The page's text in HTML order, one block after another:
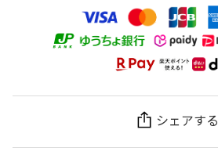
シェアする